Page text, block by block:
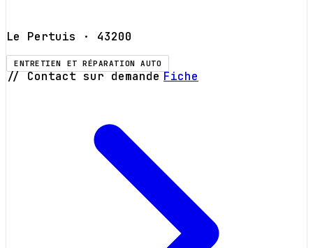
Le Pertuis · 43200
ENTRETIEN ET RÉPARATION AUTO
// Contact sur demande Fiche